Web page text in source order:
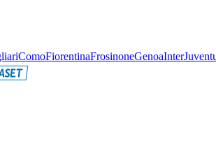
ComoFiorentinaFrosinoneGenoaInter